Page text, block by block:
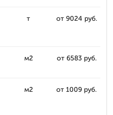
т от 9024 руб.
м2 от 6583 руб.
м2 от 1009 руб.